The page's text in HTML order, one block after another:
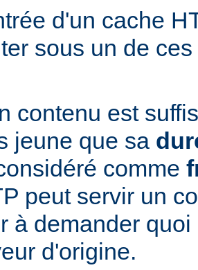
d'un cache
sous un de
contenu est
jeune que sa
comme
peut servir un
à demander
d'origine.